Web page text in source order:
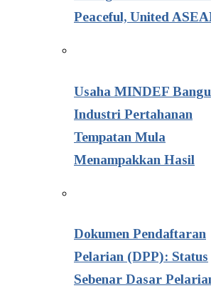
Peaceful, United
Usaha MINDEF
Industri Pertahanan
Tempatan Mula
Menampakkan Hasil
Dokumen Pendaftaran
Pelarian (DPP): Status
Sebenar Dasar